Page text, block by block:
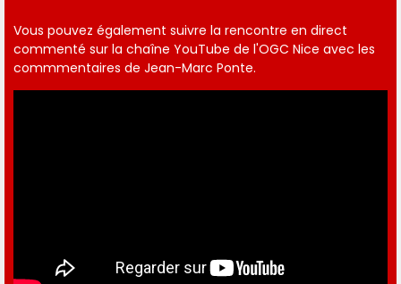
Vous pouvez également suivre la rencontre en direct
commenté sur la chaîne YouTube de l'OGC Nice avec les
commmentaires de Jean-Marc Ponte.